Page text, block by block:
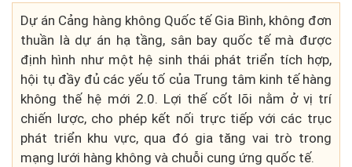
Dự án Cảng hàng không Quốc tế Gia Bình, không đơn
thuần là dự án hạ tầng, sân bay quốc tế mà được
định hình như một hệ sinh thái phát triển tích hợp,
hội tụ đầy đủ các yếu tố của Trung tâm kinh tế hàng
không thế hệ mới 2.0. Lợi thế cốt lõi nằm ở vị trí
chiến lược, cho phép kết nối trực tiếp với các trục
phát triển khu vực, qua đó gia tăng vai trò trong
mạng lưới hàng không và chuỗi cung ứng quốc tế.